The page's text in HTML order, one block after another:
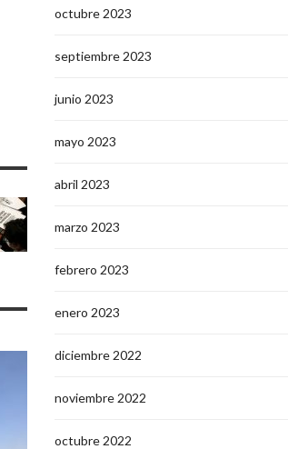
octubre 2023
septiembre 2023
junio 2023
mayo 2023
abril 2023
marzo 2023
febrero 2023
enero 2023
diciembre 2022
noviembre 2022
octubre 2022